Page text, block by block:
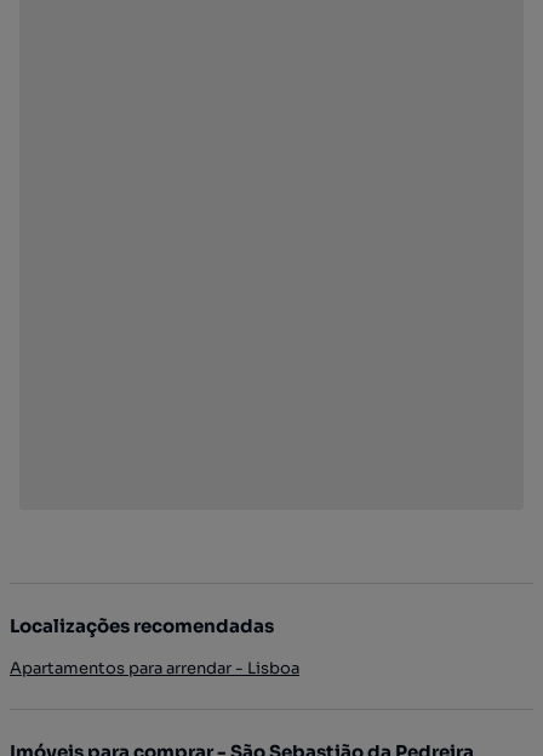
Localizações recomendadas
Apartamentos para arrendar - Lisboa
Imóveis para comprar - São Sebastião da Pedreira